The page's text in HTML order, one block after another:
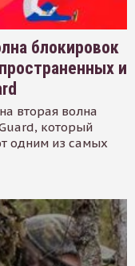
блокировок
и
вторая волна
который
одним из самых